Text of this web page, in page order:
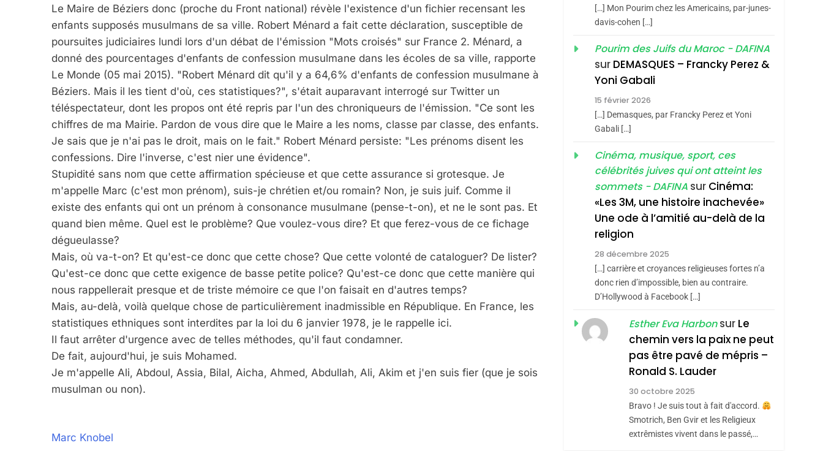
Le Maire de Béziers donc (proche du Front national) révèle l'existence d'un fichier recensant les
enfants supposés musulmans de sa ville. Robert Ménard a fait cette déclaration, susceptible de
poursuites judiciaires lundi lors d'un débat de l'émission "Mots croisés" sur France 2. Ménard, a
donné des pourcentages d'enfants de confession musulmane dans les écoles de sa ville, rapporte
Le Monde (05 mai 2015). "Robert Ménard dit qu'il y a 64,6% d'enfants de confession musulmane à
Béziers. Mais il les tient d'où, ces statistiques?", s'était auparavant interrogé sur Twitter un
téléspectateur, dont les propos ont été repris par l'un des chroniqueurs de l'émission. "Ce sont les
chiffres de ma Mairie. Pardon de vous dire que le Maire a les noms, classe par classe, des enfants.
Je sais que je n'ai pas le droit, mais on le fait." Robert Ménard persiste: "Les prénoms disent les
confessions. Dire l'inverse, c'est nier une évidence".
Stupidité sans nom que cette affirmation spécieuse et que cette assurance si grotesque. Je
m'appelle Marc (c'est mon prénom), suis-je chrétien et/ou romain? Non, je suis juif. Comme il
existe des enfants qui ont un prénom à consonance musulmane (pense-t-on), et ne le sont pas. Et
quand bien même. Quel est le problème? Que voulez-vous dire? Et que ferez-vous de ce fichage
dégueulasse?
Mais, où va-t-on? Et qu'est-ce donc que cette chose? Que cette volonté de cataloguer? De lister?
Qu'est-ce donc que cette exigence de basse petite police? Qu'est-ce donc que cette manière qui
nous rappellerait presque et de triste mémoire ce que l'on faisait en d'autres temps?
Mais, au-delà, voilà quelque chose de particulièrement inadmissible en République. En France, les
statistiques ethniques sont interdites par la loi du 6 janvier 1978, je le rappelle ici.
Il faut arrêter d'urgence avec de telles méthodes, qu'il faut condamner.
De fait, aujourd'hui, je suis Mohamed.
Je m'appelle Ali, Abdoul, Assia, Bilal, Aicha, Ahmed, Abdullah, Ali, Akim et j'en suis fier (que je sois
musulman ou non).
Marc Knobel
Boy George
3
SOUVENIRS
4
Accords D’Isaac:
S’étendre À 13 Pays
2025, L’année La Plus
Meurtrière Selon Le
Rapport D’ADL
Contre
FRANCE ISRAÉL
6
RÉSILIENTE :
POURQUOI JE
REVENDIQUE MA
JUDAÏTE Par Thérèse
Zrihen-Dvir
ISRAÉL JUDAISME
CE QUI NOUS
MANQUE – Jacques
Hadida
JUDAISME
Maroc : Les Amandes
De Tafraout, Le Miel
De Tadla Azilal
Consacrés Produits
Du Terroir
DAFINA MAROC
[…] Mon Pourim chez les Americains, par-junes-
davis-cohen […]
Pourim des Juifs du Maroc - DAFINA
sur DEMASQUES – Francky Perez &
Yoni Gabali
15 février 2026
[…] Demasques, par Francky Perez et Yoni
Gabali […]
Cinéma, musique, sport, ces
célébrités juives qui ont atteint les
sommets - DAFINA sur Cinéma:
«Les 3M, une histoire inachevée»
Une ode à l’amitié au-delà de la
religion
28 décembre 2025
[…] carrière et croyances religieuses fortes n’a
donc rien d’impossible, bien au contraire.
D’Hollywood à Facebook […]
Esther Eva Harbonsur Le
chemin vers la paix ne peut
pas être pavé de mépris –
Ronald S. Lauder
30 octobre 2025
Bravo ! Je suis tout à fait d'accord.
Smotrich, Ben Gvir et les Religieux
extrêmistes vivent dans le passé,…
2025, L’année La Plus Meurtrière Selon Le Rapport D’ADL Contre L’antisémitisme
FRANCE ISRAÉL
FIÈRE, DIGNE ET RÉSILIENTE : POURQUOI JE REVENDIQUE MA JUDAÏTE Par Thérèse Zrihen-
Dvir
CE QUI NOUS MANQUE – Jacques Hadida